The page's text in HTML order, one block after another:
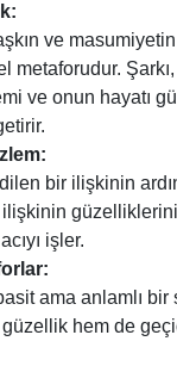
ve
metaforudur.
ve onun hayatı
bir ilişkinin
güzelliklerini
işler.
ama anlamlı bir
güzellik hem de